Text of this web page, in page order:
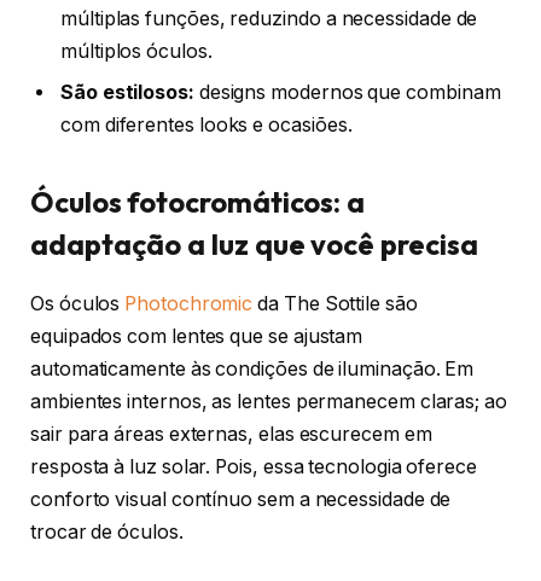
múltiplas funções, reduzindo a necessidade de
múltiplos óculos.
São estilosos: designs modernos que combinam
com diferentes looks e ocasiões.
Óculos fotocromáticos: a
adaptação a luz que você precisa
Os óculos Photochromic da The Sottile são
equipados com lentes que se ajustam
automaticamente às condições de iluminação. Em
ambientes internos, as lentes permanecem claras; ao
sair para áreas externas, elas escurecem em
resposta à luz solar. Pois, essa tecnologia oferece
conforto visual contínuo sem a necessidade de
trocar de óculos.